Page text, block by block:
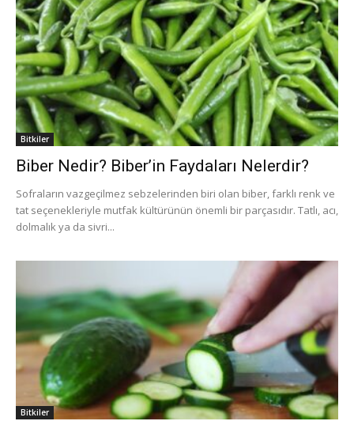
Bitkiler
Biber Nedir? Biber’in Faydaları Nelerdir?
Sofraların vazgeçilmez sebzelerinden biri olan biber, farklı renk ve
tat seçenekleriyle mutfak kültürünün önemli bir parçasıdır. Tatlı, acı,
dolmalık ya da sivri...
Bitkiler